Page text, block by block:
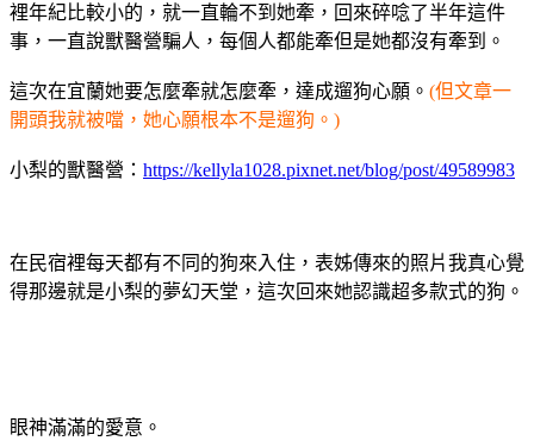
裡年紀比較小的，就一直輪不到她牽，回來碎唸了半年這件
事，一直說獸醫營騙人，每個人都能牽但是她都沒有牽到。
這次在宜蘭她要怎麼牽就怎麼牽，達成遛狗心願。 (但文章一
開頭我就被噹，她心願根本不是遛狗。)
小梨的獸醫營： https://kellyla1028.pixnet.net/blog/post/49589983
在民宿裡每天都有不同的狗來入住，表姊傳來的照片我真心覺
得那邊就是小梨的夢幻天堂，這次回來她認識超多款式的狗。
眼神滿滿的愛意。